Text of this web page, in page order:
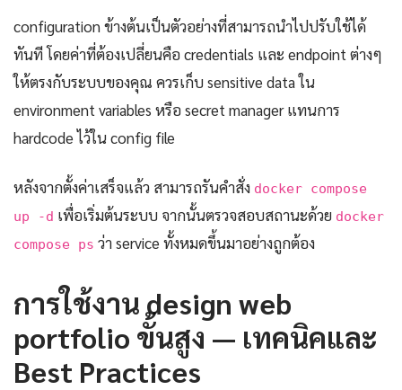
configuration ข้างต้นเป็นตัวอย่างที่สามารถนำไปปรับใช้ได้
ทันที โดยค่าที่ต้องเปลี่ยนคือ credentials และ endpoint ต่างๆ
ให้ตรงกับระบบของคุณ ควรเก็บ sensitive data ใน
environment variables หรือ secret manager แทนการ
hardcode ไว้ใน config file
หลังจากตั้งค่าเสร็จแล้ว สามารถรันคำสั่ง docker compose
up -d เพื่อเริ่มต้นระบบ จากนั้นตรวจสอบสถานะด้วย docker
compose ps ว่า service ทั้งหมดขึ้นมาอย่างถูกต้อง
การใช้งาน design web
portfolio ขั้นสูง — เทคนิคและ
Best Practices